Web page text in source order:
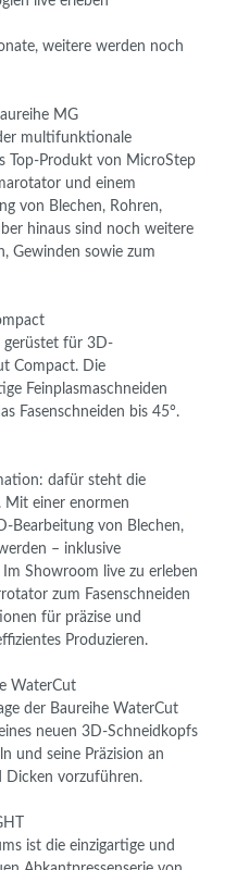
weitere werden noch
MG
multifunktionale
Top-Produkt von MicroStep
und einem
von Blechen, Rohren,
hinaus sind noch weitere
Gewinden sowie zum
gerüstet für 3D-
Compact. Die
Feinplasmaschneiden
Fasenschneiden bis 45°.
dafür steht die
Mit einer enormen
Bearbeitung von Blechen,
– inklusive
Showroom live zu erleben
zum Fasenschneiden
für präzise und
Produzieren.
WaterCut
der Baureihe WaterCut
neuen 3D-Schneidkopfs
und seine Präzision an
Dicken vorzuführen.
ist die einzigartige und